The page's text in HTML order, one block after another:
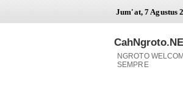
Jum'at, 7 Agustus
NGROTO
SEMPRE